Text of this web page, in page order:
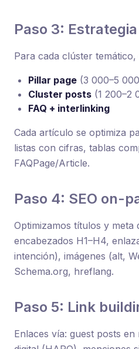
Paso 3:
Para cada clúster temático,
Pillar page (3 000–5
Cluster posts (1 200–2
FAQ + interlinking
Cada artículo se optimiza
listas con cifras, tablas
FAQPage/Article.
Paso 4: SEO on-
Optimizamos títulos y meta
encabezados H1–H4,
intención), imágenes (alt,
Schema.org, hreflang.
Paso 5: Link
Enlaces vía: guest posts